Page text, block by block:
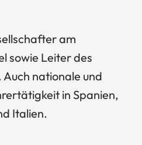
am
sowie Leiter des
nationale und
in Spanien,
Italien.